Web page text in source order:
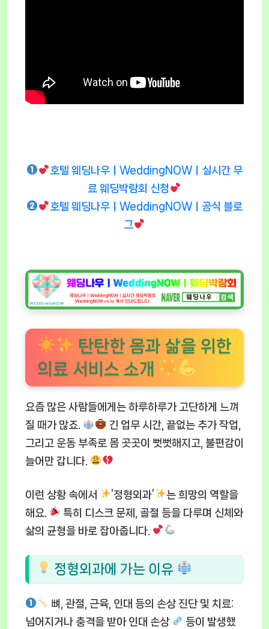
호텔 웨딩나우ㅣWeddingNOWㅣ실시간 무
료 웨딩박람회 신청
호텔 웨딩나우ㅣWeddingNOWㅣ공식 블로
그
탄탄한 몸과 삶을 위한
의료 서비스 소개
요즘 많은 사람들에게는 하루하루가 고단하게 느껴
질 때가 많죠.
긴 업무 시간, 끝없는 추가 작업,
그리고 운동 부족로 몸 곳곳이 뻣뻣해지고, 불편감이
늘어만 갑니다.
이런 상황 속에서 ‘정형외과’
는 희망의 역할을
해요.
특히 디스크 문제, 골절 등을 다루며 신체와
삶의 균형을 바로 잡아줍니다.
정형외과에 가는 이유
뼈, 관절, 근육, 인대 등의 손상 진단 및 치료:
넘어지거나 충격을 받아 인대 손상
등이 발생했